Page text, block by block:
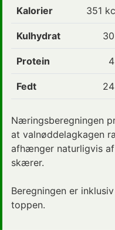
Kalorier 351
Kulhydrat 30
Protein 4
Fedt 24
Næringsberegningen
at valnøddelagkagen
afhænger naturligvis
skærer.
Beregningen er
toppen.